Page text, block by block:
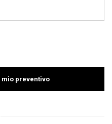
preventivo